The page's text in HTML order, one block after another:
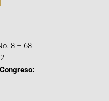
8 – 68